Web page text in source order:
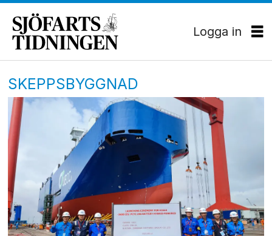
Logga in
SKEPPSBYGGNAD